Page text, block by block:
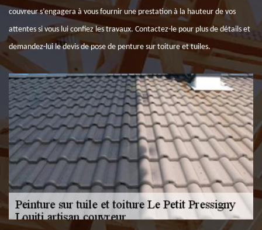
couvreur s’engagera à vous fournir une prestation à la hauteur de vos
attentes si vous lui confiez les travaux. Contactez-le pour plus de détails et
demandez-lui le devis de pose de penture sur toiture et tuiles.